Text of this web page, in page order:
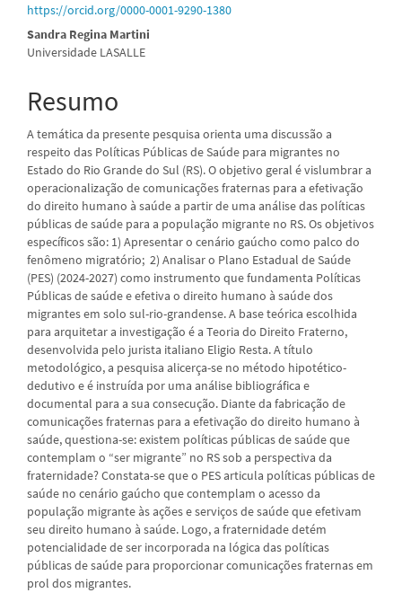
https://orcid.org/0000-0001-9290-1380
Sandra Regina Martini
Universidade LASALLE
Resumo
A temática da presente pesquisa orienta uma discussão a
respeito das Políticas Públicas de Saúde para migrantes no
Estado do Rio Grande do Sul (RS). O objetivo geral é vislumbrar a
operacionalização de comunicações fraternas para a efetivação
do direito humano à saúde a partir de uma análise das políticas
públicas de saúde para a população migrante no RS. Os objetivos
específicos são: 1) Apresentar o cenário gaúcho como palco do
fenômeno migratório; 2) Analisar o Plano Estadual de Saúde
(PES) (2024-2027) como instrumento que fundamenta Políticas
Públicas de saúde e efetiva o direito humano à saúde dos
migrantes em solo sul-rio-grandense. A base teórica escolhida
para arquitetar a investigação é a Teoria do Direito Fraterno,
desenvolvida pelo jurista italiano Eligio Resta. A título
metodológico, a pesquisa alicerça-se no método hipotético-
dedutivo e é instruída por uma análise bibliográfica e
documental para a sua consecução. Diante da fabricação de
comunicações fraternas para a efetivação do direito humano à
saúde, questiona-se: existem políticas públicas de saúde que
contemplam o “ser migrante” no RS sob a perspectiva da
fraternidade? Constata-se que o PES articula políticas públicas de
saúde no cenário gaúcho que contemplam o acesso da
população migrante às ações e serviços de saúde que efetivam
seu direito humano à saúde. Logo, a fraternidade detém
potencialidade de ser incorporada na lógica das políticas
públicas de saúde para proporcionar comunicações fraternas em
prol dos migrantes.